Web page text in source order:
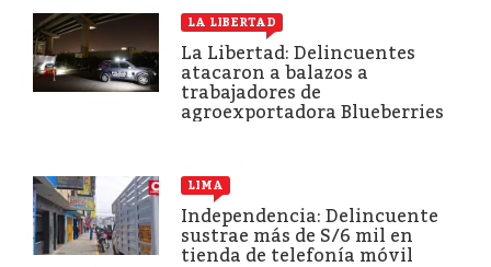
LA LIBERTAD
La Libertad: Delincuentes
atacaron a balazos a
trabajadores de
agroexportadora Blueberries
LIMA
Independencia: Delincuente
sustrae más de S/6 mil en
tienda de telefonía móvil